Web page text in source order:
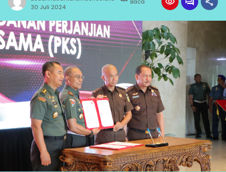
30 Juli 2024